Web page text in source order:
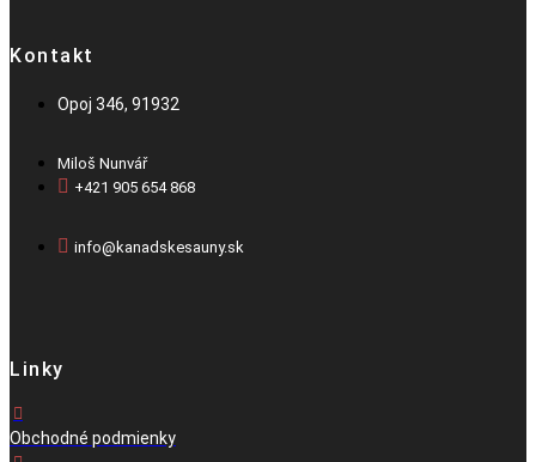
Kontakt
Opoj 346, 91932
Miloš Nunvář
+421 905 654 868​
info@kanadskesauny.sk
Linky
Obchodné podmienky